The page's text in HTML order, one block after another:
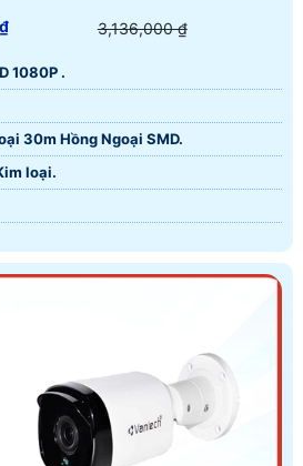
3,136,000 ₫
1080P .
30m Hồng Ngoại SMD.
loại.